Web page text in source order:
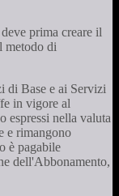
prima creare il
metodo di
di Base e ai Servizi
in vigore al
espressi nella valuta
e rimangono
è pagabile
dell'Abbonamento,